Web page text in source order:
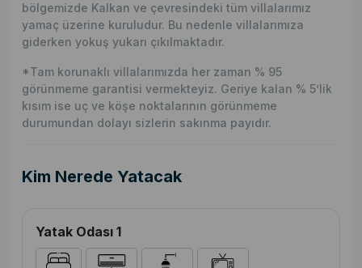
bölgemizde Kalkan ve çevresindeki tüm villalarımız
yamaç üzerine kuruludur. Bu nedenle villalarımıza
giderken yokuş yukarı çıkılmaktadır.
*Tam korunaklı villalarımızda her zaman % 95
görünmeme garantisi vermekteyiz. Geriye kalan % 5’lik
kısım ise uç ve köşe noktalarının görünmeme
durumundan dolayı sizlerin sakınma payıdır.
Kim Nerede Yatacak
Yatak Odası 1